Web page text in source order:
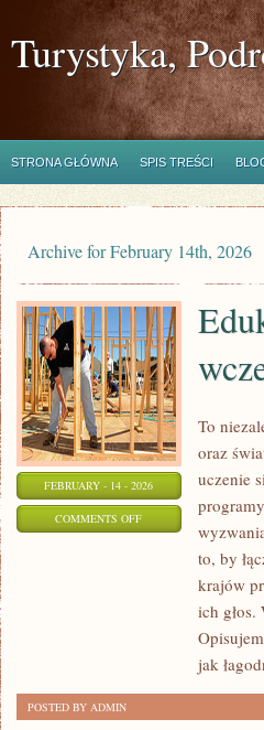
Turystyka,
STRONA GŁÓWNA SPIS TREŚCI
Archive for February 14th, 2026
FEBRUARY - 14 - 2026
COMMENTS OFFON
To
oraz
uczenie
to, by
krajów
ich
jak
POSTED BY ADMIN